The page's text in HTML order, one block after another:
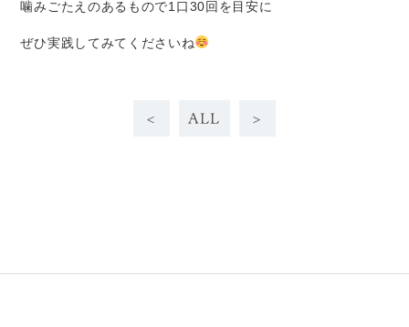
噛みごたえのあるもので1 口30回を目安に
ぜひ実践してみてくださいね
< ALL >